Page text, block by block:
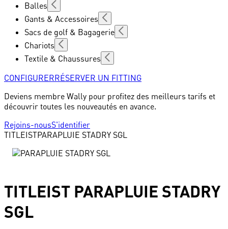
Balles
Gants & Accessoires
Sacs de golf & Bagagerie
Chariots
Textile & Chaussures
CONFIGURERRÉSERVER UN FITTING
Deviens membre Wally pour profitez des meilleurs tarifs et
découvrir toutes les nouveautés en avance.
Rejoins-nousS'identifier
TITLEISTPARAPLUIE STADRY SGL
TITLEIST PARAPLUIE STADRY
SGL